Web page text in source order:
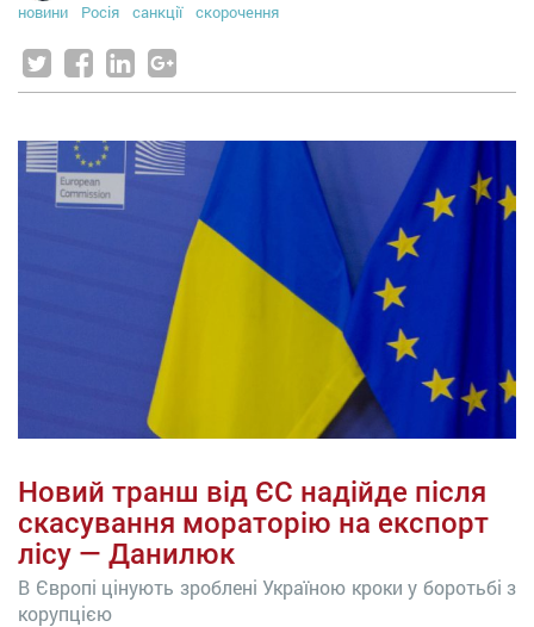
новини
Росія санкції скорочення
Новий транш від ЄС надійде після
скасування мораторію на експорт
лісу — Данилюк
В Європі цінують зроблені Україною кроки у боротьбі з
корупцією